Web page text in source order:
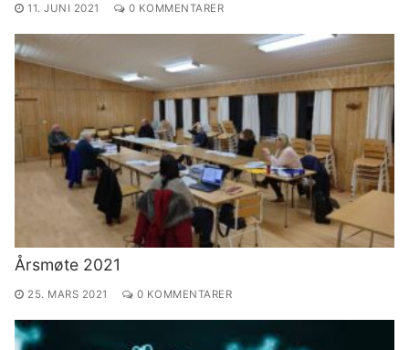
11. JUNI 2021 0 KOMMENTARER
Årsmøte 2021
25. MARS 2021 0 KOMMENTARER